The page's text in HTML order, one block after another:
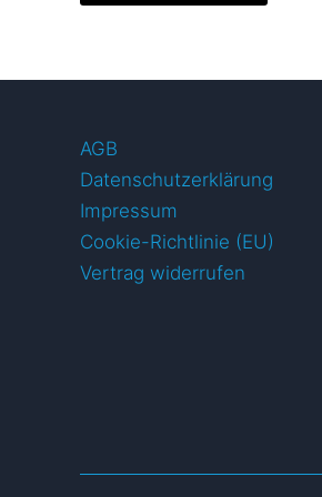
weist
können
der
AGB
Datenschutzerklärung
Impressum
Cookie-Richtlinie (EU)
Vertrag widerrufen